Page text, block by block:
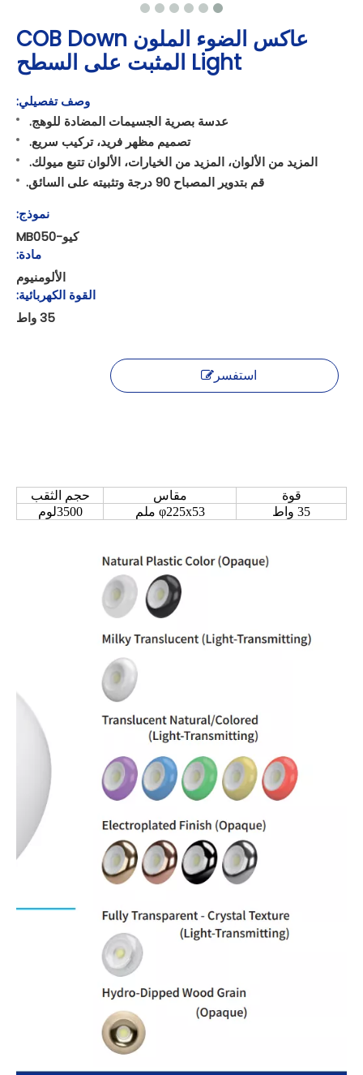
عاكس الضوء الملون COB Down
Light المثبت على السطح
وصف تفصيلي:
عدسة بصرية الجسيمات المضادة للوهج.
تصميم مظهر فريد، تركيب سريع.
المزيد من الألوان، المزيد من الخيارات، الألوان تتبع ميولك.
قم بتدوير المصباح 90 درجة وتثبيته على السائق.
نموذج:
كيو-MB050
مادة:
الألومنيوم
القوة الكهربائية:
35 واط
استفسر
قوة مقاس
حجم الثقب
35 واط
φ225x53 ملم 3500لوم